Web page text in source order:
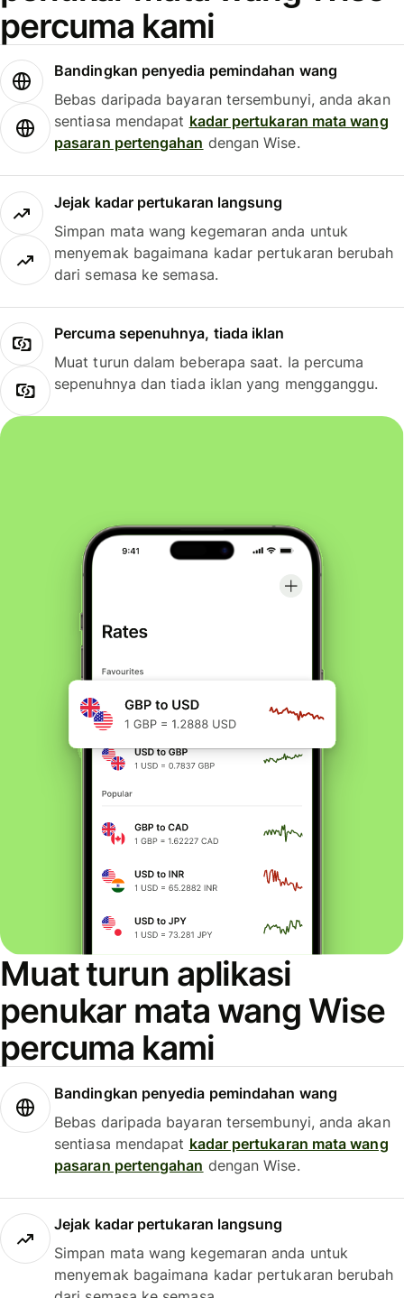
percuma kami
Bandingkan penyedia pemindahan wang
Bebas daripada bayaran tersembunyi, anda akan
sentiasa mendapat kadar pertukaran mata wang
pasaran pertengahan dengan Wise.
Jejak kadar pertukaran langsung
Simpan mata wang kegemaran anda untuk
menyemak bagaimana kadar pertukaran berubah
dari semasa ke semasa.
Percuma sepenuhnya, tiada iklan
Muat turun dalam beberapa saat. Ia percuma
sepenuhnya dan tiada iklan yang mengganggu.
Muat turun aplikasi
penukar mata wang Wise
percuma kami
Bandingkan penyedia pemindahan wang
Bebas daripada bayaran tersembunyi, anda akan
sentiasa mendapat kadar pertukaran mata wang
pasaran pertengahan dengan Wise.
Jejak kadar pertukaran langsung
Simpan mata wang kegemaran anda untuk
menyemak bagaimana kadar pertukaran berubah